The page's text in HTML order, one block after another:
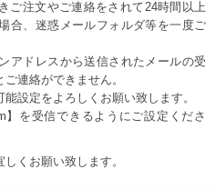
ご注文やご連絡をされて24時間以上
合、迷惑メールフォルダ等を一度ご
アドレスから送信されたメールの受
連絡ができません。
設定をよろしくお願い致します。
】を受信できるようにご設定くださ
くお願い致します。